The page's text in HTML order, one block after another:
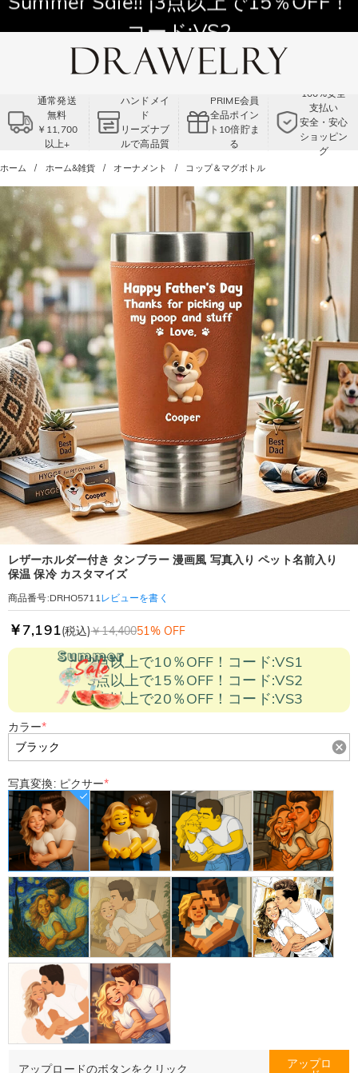
11,700円以上通常配送無料！
Summer Sale!! |3点以上で15％OFF！
コード:VS2
通常発送
無料
￥11,700
以上+
ハンドメイ
ド
リーズナブ
ルで高品質
PRIME会員
全品ポイン
ト10倍貯ま
る
100%安全
支払い
安全・安心
ショッピン
グ
ホーム ホーム&雑貨 オーナメント コップ＆マグボトル
レザーホルダー付き タンブラー 漫画風 写真入り ペット名前入り
保温 保冷 カスタマイズ
商品番号:DRHO5711レビューを書く
￥7,191(税込)￥14,40051% OFF
2点以上で10％OFF！コード:VS1
3点以上で15％OFF！コード:VS2
5点以上で20％OFF！コード:VS3
カラー*
写真変換: ピクサー*
アップロードのボタンをクリック アップロ